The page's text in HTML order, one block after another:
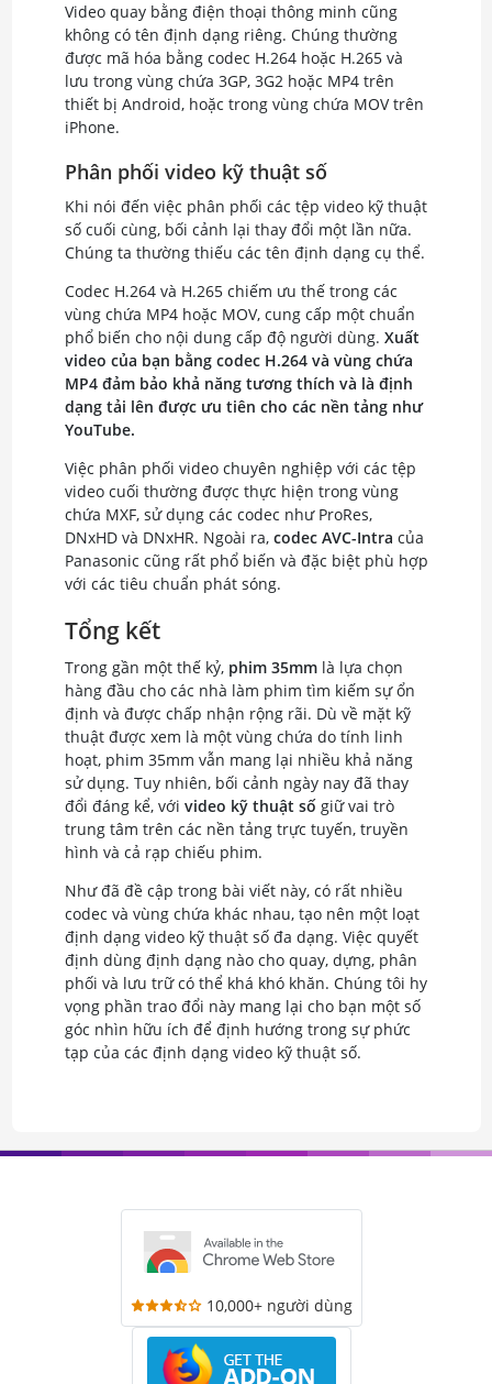
Video quay bằng điện thoại thông minh cũng
không có tên định dạng riêng. Chúng thường
được mã hóa bằng codec H.264 hoặc H.265 và
lưu trong vùng chứa 3GP, 3G2 hoặc MP4 trên
thiết bị Android, hoặc trong vùng chứa MOV trên
iPhone.
Phân phối video kỹ thuật số
Khi nói đến việc phân phối các tệp video kỹ thuật
số cuối cùng, bối cảnh lại thay đổi một lần nữa.
Chúng ta thường thiếu các tên định dạng cụ thể.
Codec H.264 và H.265 chiếm ưu thế trong các
vùng chứa MP4 hoặc MOV, cung cấp một chuẩn
phổ biến cho nội dung cấp độ người dùng. Xuất
video của bạn bằng codec H.264 và vùng chứa
MP4 đảm bảo khả năng tương thích và là định
dạng tải lên được ưu tiên cho các nền tảng như
YouTube.
Việc phân phối video chuyên nghiệp với các tệp
video cuối thường được thực hiện trong vùng
chứa MXF, sử dụng các codec như ProRes,
DNxHD và DNxHR. Ngoài ra, codec AVC-Intra của
Panasonic cũng rất phổ biến và đặc biệt phù hợp
với các tiêu chuẩn phát sóng.
Tổng kết
Trong gần một thế kỷ, phim 35mmlà lựa chọn
hàng đầu cho các nhà làm phim tìm kiếm sự ổn
định và được chấp nhận rộng rãi. Dù về mặt kỹ
thuật được xem là một vùng chứa do tính linh
hoạt, phim 35mm vẫn mang lại nhiều khả năng
sử dụng. Tuy nhiên, bối cảnh ngày nay đã thay
đổi đáng kể, với video kỹ thuật sốgiữ vai trò
trung tâm trên các nền tảng trực tuyến, truyền
hình và cả rạp chiếu phim.
Như đã đề cập trong bài viết này, có rất nhiều
codec và vùng chứa khác nhau, tạo nên một loạt
định dạng video kỹ thuật số đa dạng. Việc quyết
định dùng định dạng nào cho quay, dựng, phân
phối và lưu trữ có thể khá khó khăn. Chúng tôi hy
vọng phần trao đổi này mang lại cho bạn một số
góc nhìn hữu ích để định hướng trong sự phức
tạp của các định dạng video kỹ thuật số.
10,000+ người dùng